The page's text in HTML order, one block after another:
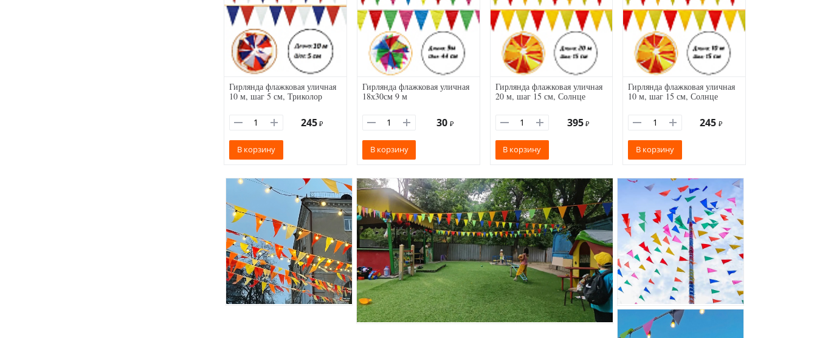
Гирлянда флажковая уличная
10 м, шаг 5 см, Триколор
245 ₽
В корзину
Гирлянда флажковая уличная
18х30см 9 м
30 ₽
В корзину
Гирлянда флажковая уличная
20 м, шаг 15 см, Солнце
395 ₽
В корзину
Гирлянда флажковая уличная
10 м, шаг 15 см, Солнце
245 ₽
В корзину